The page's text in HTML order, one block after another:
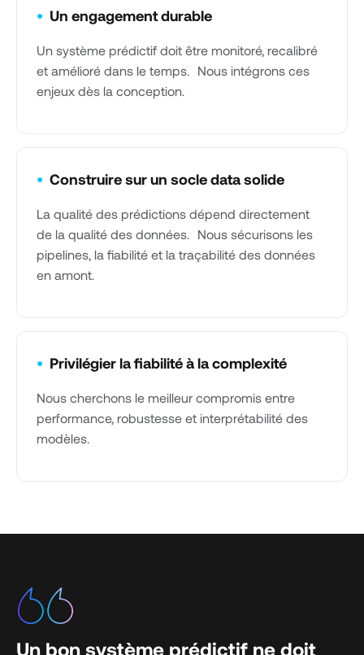
• Un engagement durable
Un système prédictif doit être monitoré, recalibré
et amélioré dans le temps. Nous intégrons ces
enjeux dès la conception.
• Construire sur un socle data solide
La qualité des prédictions dépend directement
de la qualité des données. Nous sécurisons les
pipelines, la fiabilité et la traçabilité des données
en amont.
• Privilégier la fiabilité à la complexité
Nous cherchons le meilleur compromis entre
performance, robustesse et interprétabilité des
modèles.
Un bon système prédictif ne doit